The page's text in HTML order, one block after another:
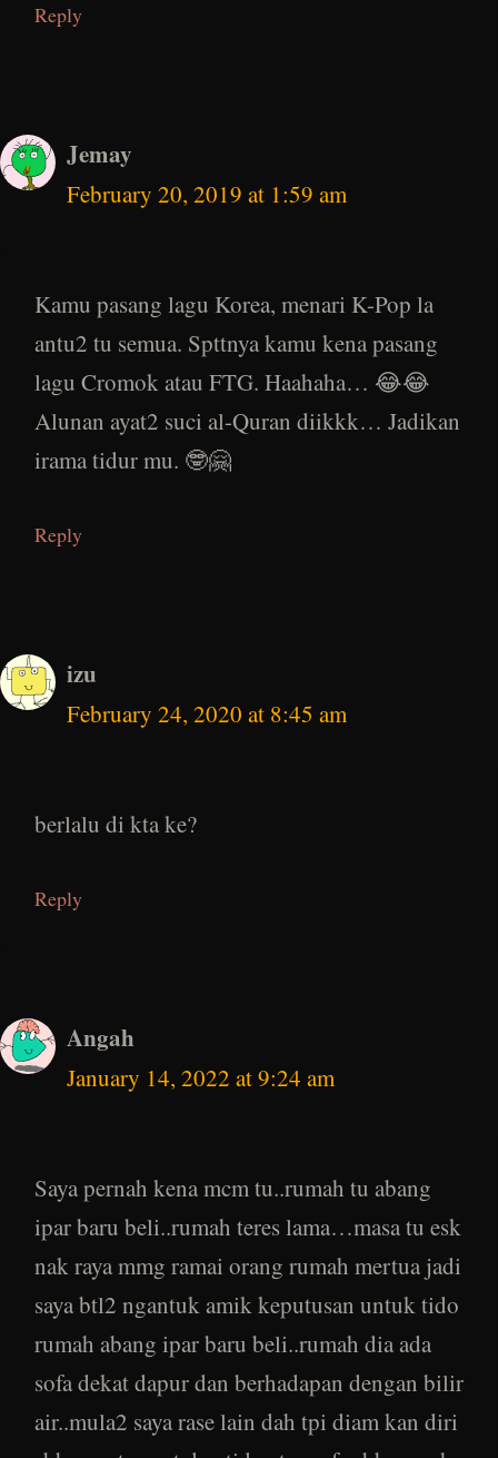
Reply
Jemay
February 20, 2019 at 1:59 am
Kamu pasang lagu Korea, menari K-Pop la
antu2 tu semua. Spttnya kamu kena pasang
lagu Cromok atau FTG. Haahaha… 😂😂
Alunan ayat2 suci al-Quran diikkk… Jadikan
irama tidur mu. 🤓🤗
Reply
izu
February 24, 2020 at 8:45 am
berlalu di kta ke?
Reply
Angah
January 14, 2022 at 9:24 am
Saya pernah kena mcm tu..rumah tu abang
ipar baru beli..rumah teres lama…masa tu esk
nak raya mmg ramai orang rumah mertua jadi
saya btl2 ngantuk amik keputusan untuk tido
rumah abang ipar baru beli..rumah dia ada
sofa dekat dapur dan berhadapan dengan bilir
air..mula2 saya rase lain dah tpi diam kan diri